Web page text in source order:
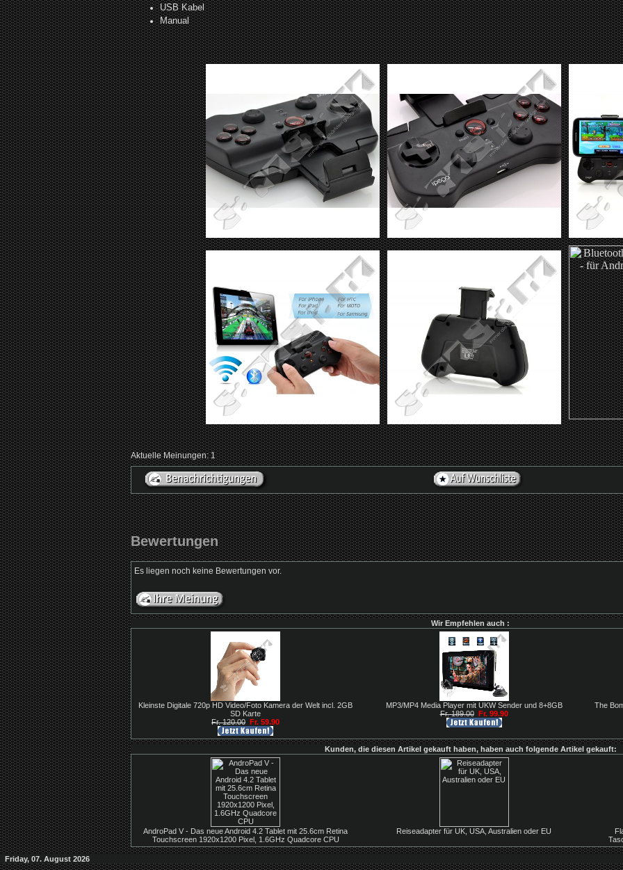
USB Kabel
Manual
Aktuelle Meinungen: 1
Bewertungen
Es liegen noch keine Bewertungen vor.
Wir Empfehlen auch :
Kleinste Digitale 720p HD Video/Foto Kamera der Welt incl. 2GB
SD Karte
Fr. 120.00 Fr. 59.90
MP3/MP4 Media Player mit UKW Sender und 8+8GB
Fr. 189.00 Fr. 99.90
The
Kunden, die diesen Artikel gekauft haben, haben auch folgende Artikel gekauft:
AndroPad V - Das neue Android 4.2 Tablet mit 25.6cm Retina
Touchscreen 1920x1200 Pixel, 1.6GHz Quadcore CPU
Reiseadapter für UK, USA, Australien oder EU
Friday, 07. August 2026